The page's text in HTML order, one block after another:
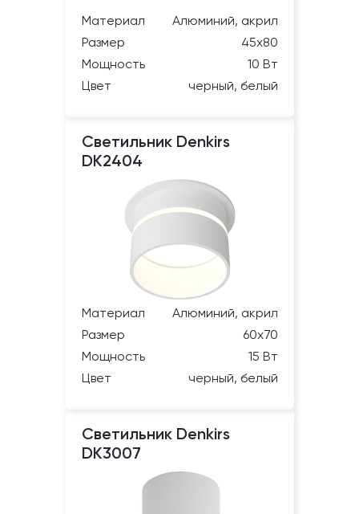
Материал
Алюминий, акрил
Размер
45х80
Мощность
10 Вт
Цвет
черный, белый
Светильник Denkirs
DK2404
Материал
Алюминий, акрил
Размер
60х70
Мощность
15 Вт
Цвет
черный, белый
Светильник Denkirs
DK3007